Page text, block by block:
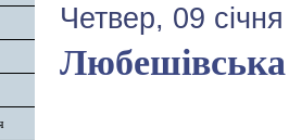
Четвер, 09
Любешівська